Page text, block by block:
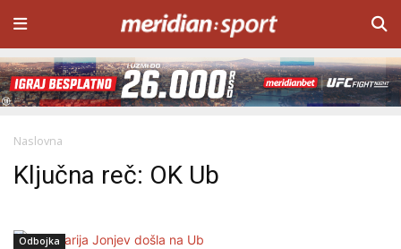
Naslovna
Ključna reč: OK Ub
Odbojka